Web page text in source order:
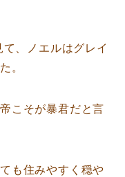
、ノエルはグレイ
。
こそが暴君だと言
も住みやすく穏や